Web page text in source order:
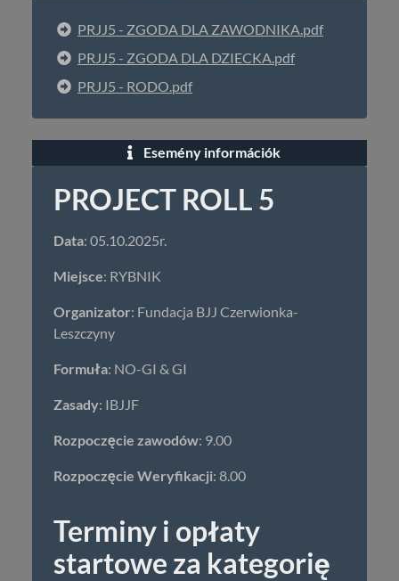
PRJJ5 - ZGODA DLA ZAWODNIKA.pdf
PRJJ5 - ZGODA DLA DZIECKA.pdf
PRJJ5 - RODO.pdf
Esemény információk
PROJECT ROLL 5
Data: 05.10.2025r.
Miejsce: RYBNIK
Organizator: Fundacja BJJ Czerwionka-
Leszczyny
Formuła: NO-GI & GI
Zasady: IBJJF
Rozpoczęcie zawodów: 9.00
Rozpoczęcie Weryfikacji: 8.00
Terminy i opłaty
startowe za kategorię